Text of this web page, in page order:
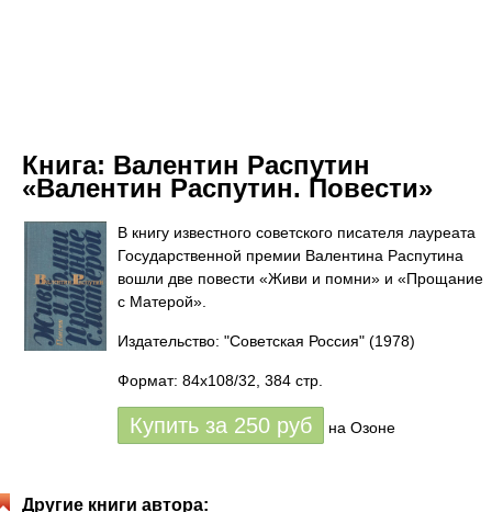
Книга: Валентин Распутин
«Валентин Распутин. Повести»
В книгу известного советского писателя лауреата
Государственной премии Валентина Распутина
вошли две повести «Живи и помни» и «Прощание
с Матерой».
Издательство: "Советская Россия" (1978)
Формат: 84x108/32, 384 стр.
Купить за 250 руб на Озоне
Другие книги автора: